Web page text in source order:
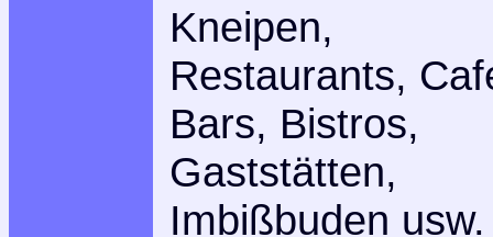
Kneipen,
Restaurants,
Bars, Bistros,
Gaststätten,
Imbißbuden